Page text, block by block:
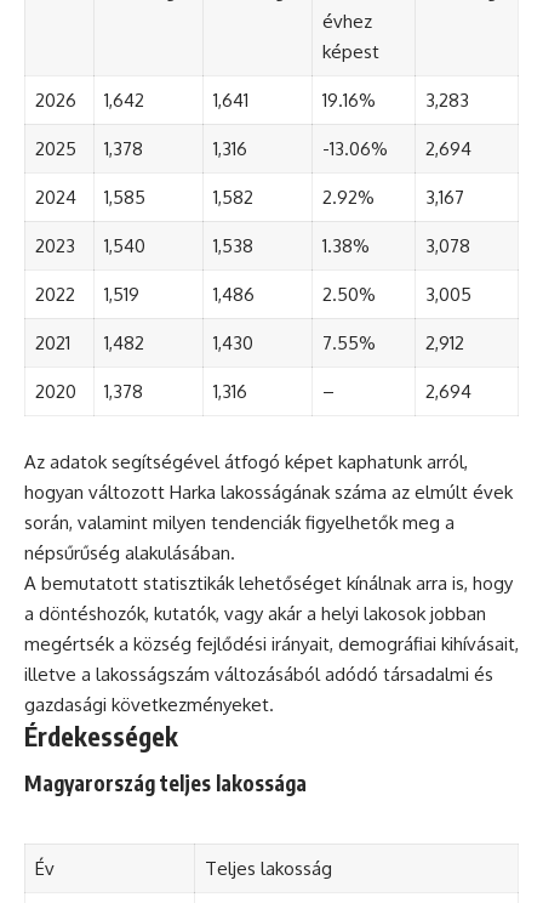
évhez
képest
2026 1,642 1,641 19.16% 3,283
2025 1,378 1,316 -13.06% 2,694
2024 1,585 1,582 2.92% 3,167
2023 1,540 1,538 1.38% 3,078
2022 1,519 1,486 2.50% 3,005
2021 1,482 1,430 7.55% 2,912
2020 1,378 1,316 – 2,694
Az adatok segítségével átfogó képet kaphatunk arról,
hogyan változott Harka lakosságának száma az elmúlt évek
során, valamint milyen tendenciák figyelhetők meg a
népsűrűség alakulásában.
A bemutatott statisztikák lehetőséget kínálnak arra is, hogy
a döntéshozók, kutatók, vagy akár a helyi lakosok jobban
megértsék a község fejlődési irányait, demográfiai kihívásait,
illetve a lakosságszám változásából adódó társadalmi és
gazdasági következményeket.
Érdekességek
Magyarország teljes lakossága
Év Teljes lakosság